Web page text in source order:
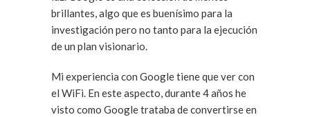
brillantes, algo que es buenísimo para la
investigación pero no tanto para la ejecución
de un plan visionario.
Mi experiencia con Google tiene que ver con
el WiFi. En este aspecto, durante 4 años he
visto como Google trataba de convertirse en